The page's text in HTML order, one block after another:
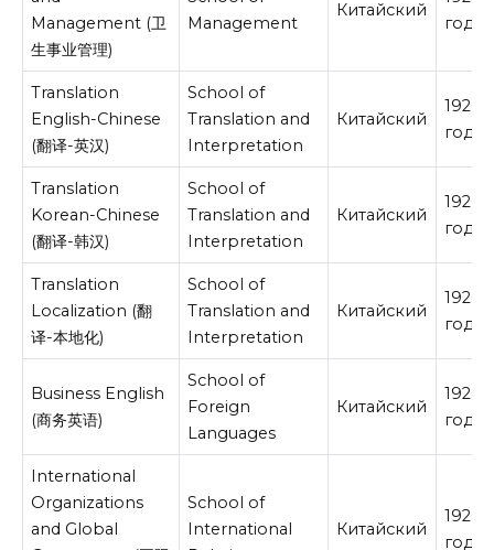
Management (卫
生事业管理)
Management
Китайский
год
Translation
English-Chinese
(翻译-英汉)
School of
Translation and
Interpretation
Китайский
год
Translation
Korean-Chinese
(翻译-韩汉)
School of
Translation and
Interpretation
Китайский
год
Translation
Localization (翻
译-本地化)
School of
Translation and
Interpretation
Китайский
год
Business English
(商务英语)
School of
Foreign
Languages
Китайский
год
International
Organizations
and Global
School of
International
Китайский
год